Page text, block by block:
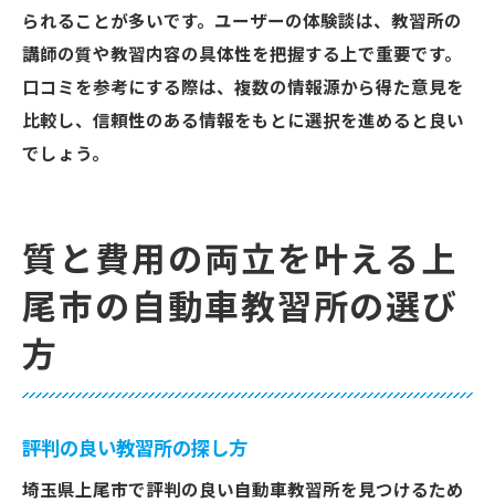
られることが多いです。ユーザーの体験談は、教習所の
講師の質や教習内容の具体性を把握する上で重要です。
口コミを参考にする際は、複数の情報源から得た意見を
比較し、信頼性のある情報をもとに選択を進めると良い
でしょう。
質と費用の両立を叶える上
尾市の自動車教習所の選び
方
評判の良い教習所の探し方
埼玉県上尾市で評判の良い自動車教習所を見つけるため